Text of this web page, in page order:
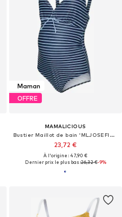
Maman
OFFRE
MAMALICIOUS
Bustier Maillot de bain 'MLJOSEFINE'
23,72 €
À l'origine : 47,90 €
Dernier prix le plus bas :26,32 €-9%